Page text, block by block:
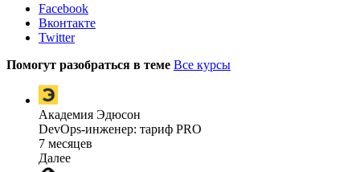
Facebook
Вконтакте
Twitter
Помогут разобраться в теме Все курсы
Академия Эдюсон
DevOps-инженер: тариф PRO
7 месяцев
Далее